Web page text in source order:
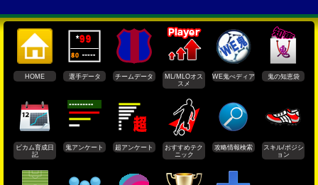
HOME 選手データ チームデータ
ML/MLOオス
スメ
WE鬼ぺディア 鬼の知恵袋
ビカム育成日
記
鬼アンケート 超アンケート
おすすめテク
ニック
攻略情報検索
スキル/ポジシ
ョン